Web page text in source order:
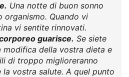
Una notte di buon sonno
organismo. Quando vi
vi sentite rinnovati.
guarisce. Se siete
modifica della vostra dieta e
di troppo miglioreranno
la vostra salute. A quel punto